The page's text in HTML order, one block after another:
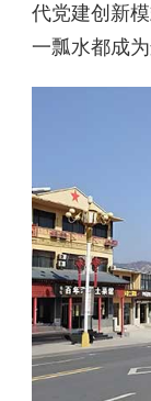
代党建创新
一瓢水都成